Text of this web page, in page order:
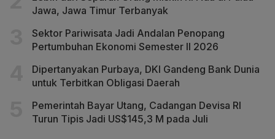
Jawa, Jawa Timur Terbanyak
Sektor Pariwisata Jadi Andalan Penopang
Pertumbuhan Ekonomi Semester II 2026
Dipertanyakan Purbaya, DKI Gandeng Bank Dunia
untuk Terbitkan Obligasi Daerah
Pemerintah Bayar Utang, Cadangan Devisa RI
Turun Tipis Jadi US$145,3 M pada Juli